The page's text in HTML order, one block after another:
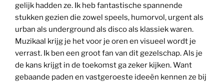
gelijk hadden ze. Ik heb fantastische spannende
stukken gezien die zowel speels, humorvol, urgent als
urban als underground als disco als klassiek waren.
Muzikaal krijg je het voor je oren en visueel wordt je
verrast. Ik ben een groot fan van dit gezelschap. Als je
de kans krijgt in de toekomst ga zeker kijken. Want
gebaande paden en vastgeroeste ideeën kennen ze bij